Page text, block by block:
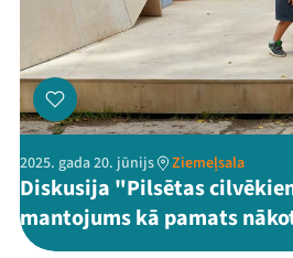
2025. gada 20. jūnijs Ziemeļsala
Diskusija "Pilsētas
mantojums kā pamats